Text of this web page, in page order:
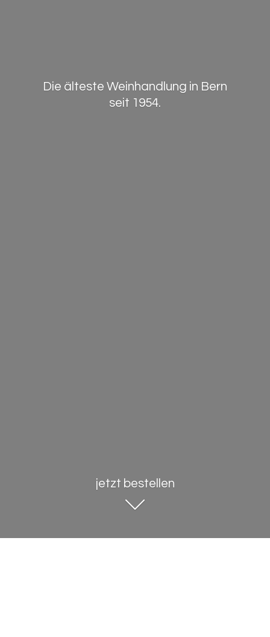
Die älteste Weinhandlung in Bern
seit 1954.
jetzt bestellen